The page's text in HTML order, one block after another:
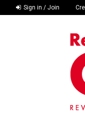
Sign in / Join